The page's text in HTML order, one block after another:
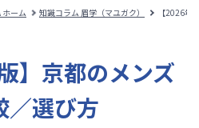
ホーム 知識コラム 眉学（マユガク） 【2026年
】京都のメンズ
／選び方